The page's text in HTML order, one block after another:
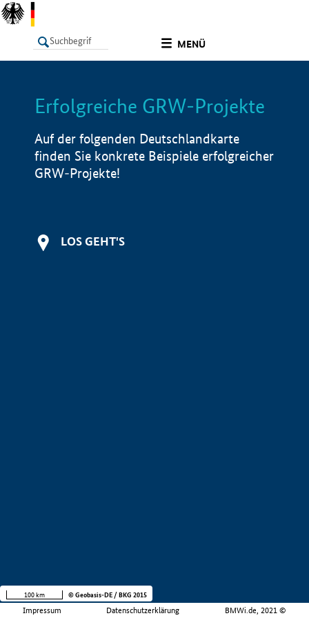
MENÜ
LISTE Info
Erfolgreiche GRW-Projekte
Auf der folgenden Deutschlandkarte
finden Sie konkrete Beispiele erfolgreicher
GRW-Projekte!
LOS GEHT'S
Impressum Datenschutzerklärung BMWi.de, 2021 ©
100 km © Geobasis-DE / BKG 2015